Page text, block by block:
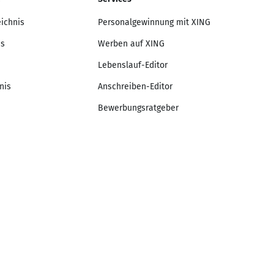
Personalgewinnung mit XING
Werben auf XING
Lebenslauf-Editor
Anschreiben-Editor
Bewerbungsratgeber